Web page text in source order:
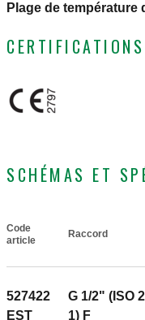
Plage de température
CERTIFICATIONS
SCHÉMAS ET
Code
article
Raccord
527422
EST
G 1/2" (ISO
1) F